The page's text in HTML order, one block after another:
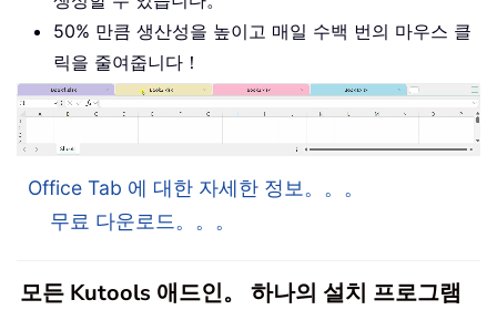
50% 만큼 생산성을 높이고 매일 수백 번의 마우스 클
릭을 줄여줍니다！
Office Tab 에 대한 자세한 정보。。。
무료 다운로드。。。
모든 Kutools 애드인。 하나의 설치 프로그램